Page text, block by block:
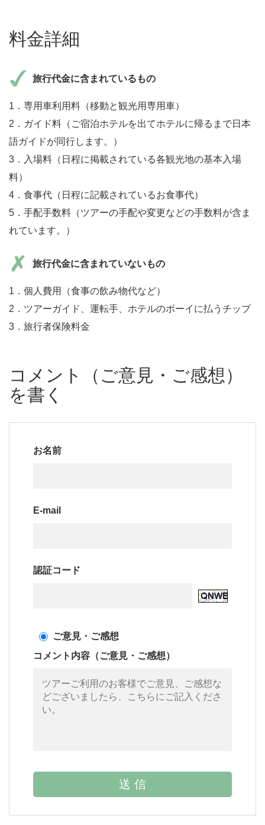
料金詳細
旅行代金に含まれているもの
1．専用車利用料（移動と観光用専用車）
2．ガイド料（ご宿泊ホテルを出てホテルに帰るまで日本
語ガイドが同行します。）
3．入場料（日程に掲載されている各観光地の基本入場
料）
4．食事代（日程に記載されているお食事代）
5．手配手数料（ツアーの手配や変更などの手数料が含ま
れています。）
旅行代金に含まれていないもの
1．個人費用（食事の飲み物代など）
2．ツアーガイド、運転手、ホテルのボーイに払うチップ
3．旅行者保険料金
コメント（ご意見・ご感想）
を書く
お名前
E-mail
認証コード
ご意見・ご感想
コメント内容（ご意見・ご感想）